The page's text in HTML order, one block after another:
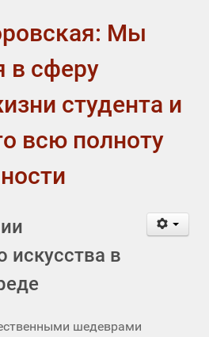
Мы
в сферу
студента и
всю полноту
искусства в
шедеврами